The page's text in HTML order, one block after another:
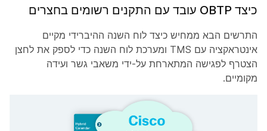
כיצד OBTP עובד עם התקנים רשומים בחצרים
התרשים הבא ממחיש כיצד לוח השנה ההיברידי מקיים
אינטראקציה עם TMS ומערכת לוח השנה כדי לספק את לחצן
הצטרף לפגישה המתארחת על-ידי משאבי גשר ועידה
מקומיים.